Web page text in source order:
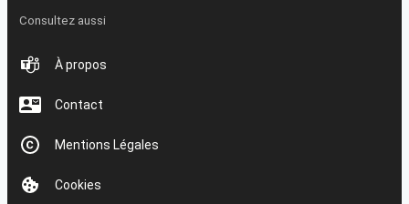
Consultez aussi
À propos
Contact
Mentions Légales
Cookies